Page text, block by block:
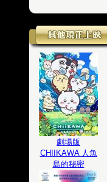
劇場版
CHIIKAWA 人魚
島的秘密